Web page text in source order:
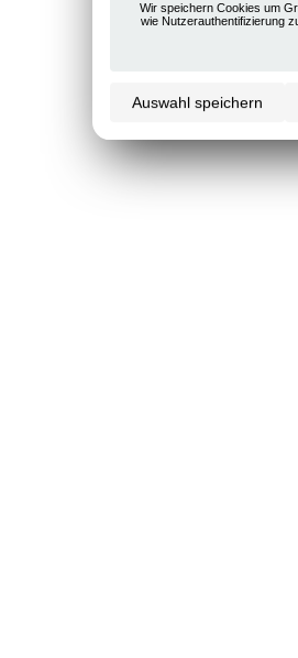
Wir speichern Cookies um
wie Nutzerauthentifizierung
Auswahl speichern